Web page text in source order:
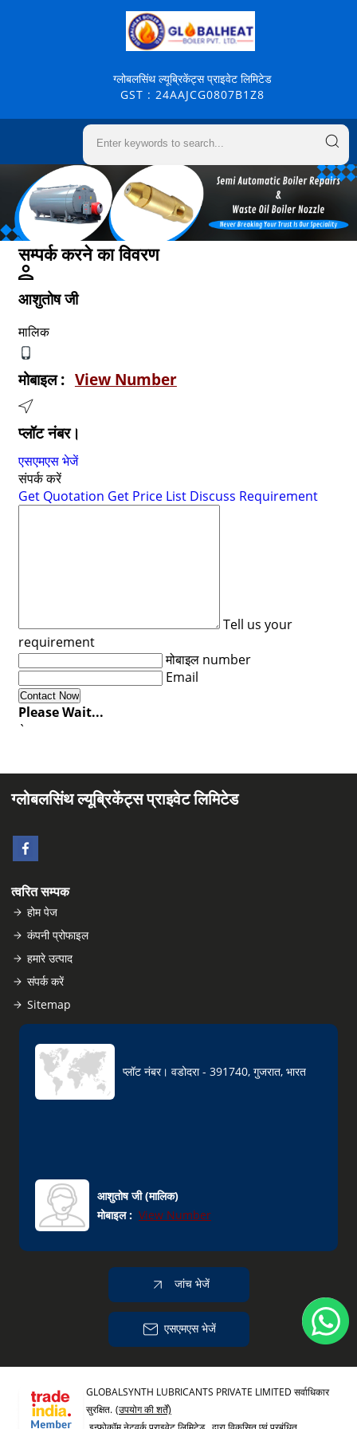
ग्लोबलसिंथ ल्यूब्रिकेंट्स प्राइवेट लिमिटेड
GST : 24AAJCG0807B1Z8
सम्पर्क करने का विवरण
आशुतोष जी
मालिक
मोबाइल : View Number
प्लॉट नंबर।
एसएमएस भेजें
संपर्क करें
Get Quotation Get Price List Discuss Requirement
Tell us your
requirement
मोबाइल number
Email
Please Wait...
`
ग्लोबलसिंथ ल्यूब्रिकेंट्स प्राइवेट लिमिटेड
त्वरित सम्पक
होम पेज
कंपनी प्रोफाइल
हमारे उत्पाद
संपर्क करें
Sitemap
प्लॉट नंबर। वडोदरा - 391740, गुजरात, भारत
आशुतोष जी(मालिक)
मोबाइल : View Number
जांच भेजें
एसएमएस भेजें
GLOBALSYNTH LUBRICANTS PRIVATE LIMITED सर्वाधिकार
सुरक्षित. (उपयोग की शर्तें)